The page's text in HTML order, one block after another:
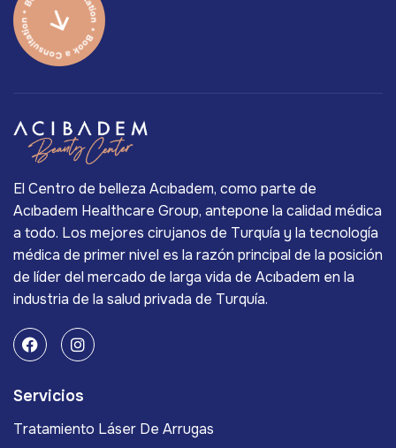
El Centro de belleza Acıbadem, como parte de
Acıbadem Healthcare Group, antepone la calidad médica
a todo. Los mejores cirujanos de Turquía y la tecnología
médica de primer nivel es la razón principal de la posición
de líder del mercado de larga vida de Acıbadem en la
industria de la salud privada de Turquía.
Servicios
Tratamiento Láser De Arrugas